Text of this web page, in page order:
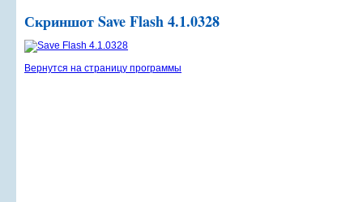
Скриншот Save Flash 4.1.0328
Вернутся на страницу программы